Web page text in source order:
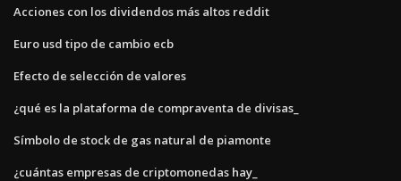
Acciones con los dividendos más altos reddit
Euro usd tipo de cambio ecb
Efecto de selección de valores
¿qué es la plataforma de compraventa de divisas_
Símbolo de stock de gas natural de piamonte
¿cuántas empresas de criptomonedas hay_